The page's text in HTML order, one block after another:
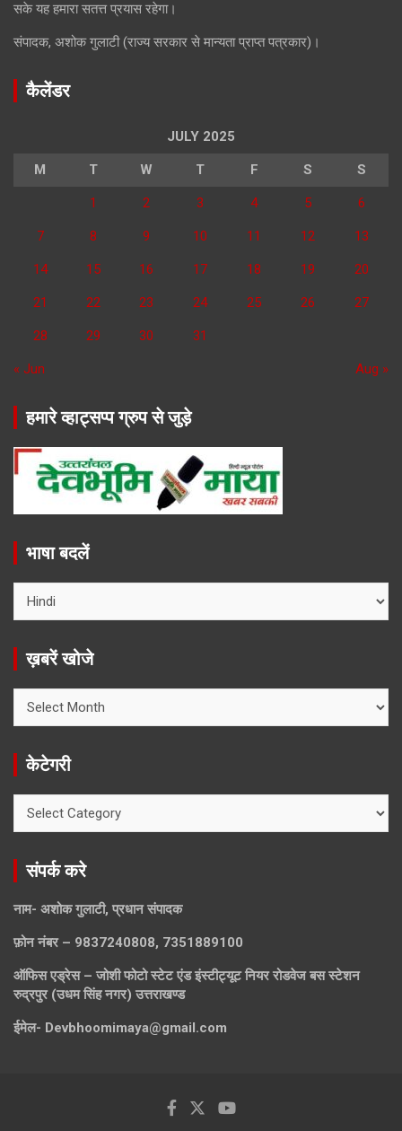
सके यह हमारा सतत्त प्रयास रहेगा।
संपादक, अशोक गुलाटी (राज्य सरकार से मान्यता प्राप्त पत्रकार)।
कैलेंडर
JULY 2025
M T W T F S S
1 2 3 4 5 6
7 8 9 10 11 12 13
14 15 16 17 18 19 20
21 22 23 24 25 26 27
28 29 30 31
« Jun Aug »
हमारे व्हाट्सप्प ग्रुप से जुड़े
भाषा बदलें
ख़बरें खोजे
खोजे
केटेगरी
संपर्क करे
नाम- अशोक गुलाटी, प्रधान संपादक
फ़ोन नंबर – 9837240808, 7351889100
ऑफिस एड्रेस – जोशी फोटो स्टेट एंड इंस्टीट्यूट नियर रोडवेज बस स्टेशन
रुद्रपुर (उधम सिंह नगर) उत्तराखण्ड
ईमेल- Devbhoomimaya@gmail.com